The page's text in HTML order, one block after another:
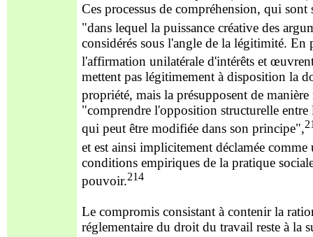
Ces processus de compréhension, qui
"dans lequel la puissance créative des
considérés sous l'angle de la légitimité. En
l'affirmation unilatérale d'intérêts et
mettent pas légitimement à disposition la
propriété, mais la présupposent de
"comprendre l'opposition structurelle
qui peut être modifiée dans son principe",
et est ainsi implicitement déclamée
conditions empiriques de la pratique
pouvoir.214
Le compromis consistant à contenir la
réglementaire du droit du travail reste à la